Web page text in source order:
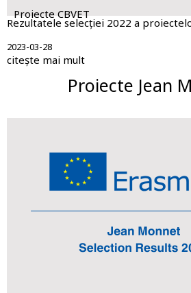
Proiecte CBVET
Rezultatele selecției 2022 a
2023-03-28
citește mai mult
Proiecte Jean